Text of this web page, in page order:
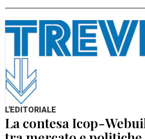
L'EDITORIALE
La contesa Icop-